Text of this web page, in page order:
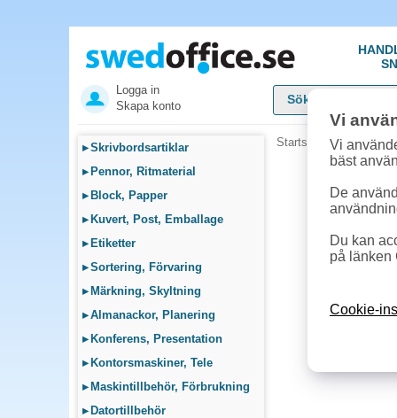
Logga in
Skapa konto
▸Skrivbordsartiklar
▸ Pennor, Ritmaterial
▸ Block, Papper
▸ Kuvert, Post, Emballage
▸ Etiketter
▸Sortering, Förvaring
▸ Märkning, Skyltning
▸Almanackor, Planering
▸ Konferens, Presentation
▸ Kontorsmaskiner, Tele
▸ Maskintillbehör, Förbrukning
▸ Datortillbehör
Startsida »Möbler,
Vi
Vi
bäst
De
Du kan
på länken
Cookie-